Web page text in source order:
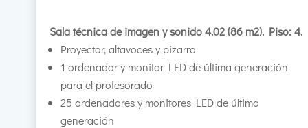
Sala técnica de imagen y sonido 4.02 (86 m2). Piso: 4.
Proyector, altavoces y pizarra
1 ordenador y monitor LED de última generación
para el profesorado
25 ordenadores y monitores LED de última
generación